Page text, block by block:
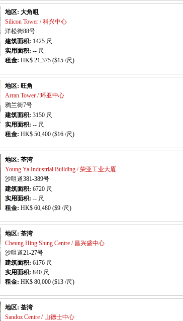
地区: 大角咀
Silicon Tower / 科兴中心
洋松街88号
建筑面积: 1425 尺
实用面积: -- 尺
租金: HK$ 21,375 ($15 /尺)
地区: 旺角
Arran Tower / 环亚中心
鸦兰街7号
建筑面积: 3150 尺
实用面积: -- 尺
租金: HK$ 50,400 ($16 /尺)
地区: 荃湾
Young Ya Industrial Building / 荣亚工业大厦
沙咀道381-389号
建筑面积: 6720 尺
实用面积: -- 尺
租金: HK$ 60,480 ($9 /尺)
地区: 荃湾
Cheung Hing Shing Centre / 昌兴盛中心
沙咀道21-27号
建筑面积: 6176 尺
实用面积: 840 尺
租金: HK$ 80,000 ($13 /尺)
地区: 荃湾
Sandoz Centre / 山德士中心